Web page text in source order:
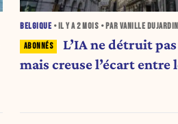
BELGIQUE • IL Y A2 MOIS • PAR VANILLE DUJARDIN
L’IA ne détruit
mais creuse l’écart